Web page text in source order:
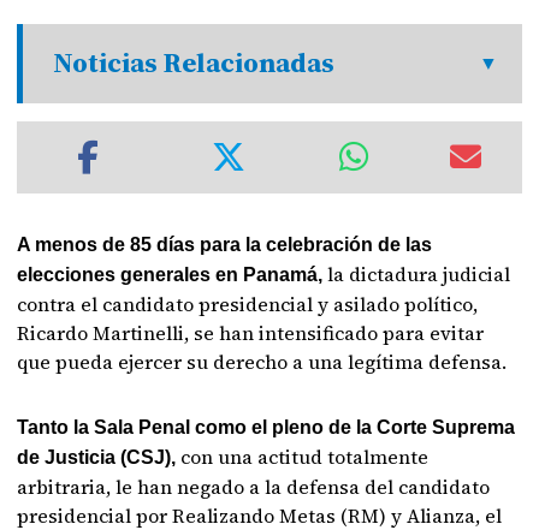
Noticias Relacionadas
A menos de 85 días para la celebración de las
elecciones generales en Panamá,la dictadura judicial
contra el candidato presidencial y asilado político,
Ricardo Martinelli, se han intensificado para evitar
que pueda ejercer su derecho a una legítima defensa.
Tanto la Sala Penal como el pleno de la Corte Suprema
de Justicia (CSJ), con una actitud totalmente
arbitraria, le han negado a la defensa del candidato
presidencial por Realizando Metas (RM) y Alianza, el